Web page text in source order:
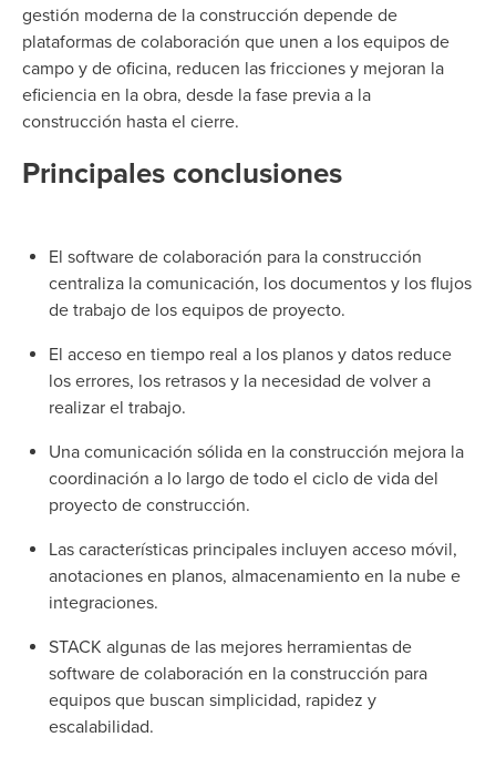
gestión moderna de la construcción depende de
plataformas de colaboración que unen a los equipos de
campo y de oficina, reducen las fricciones y mejoran la
eficiencia en la obra, desde la fase previa a la
construcción hasta el cierre.
Principales conclusiones
El software de colaboración para la construcción
centraliza la comunicación, los documentos y los flujos
de trabajo de los equipos de proyecto.
El acceso en tiempo real a los planos y datos reduce
los errores, los retrasos y la necesidad de volver a
realizar el trabajo.
Una comunicación sólida en la construcción mejora la
coordinación a lo largo de todo el ciclo de vida del
proyecto de construcción.
Las características principales incluyen acceso móvil,
anotaciones en planos, almacenamiento en la nube e
integraciones.
STACK algunas de las mejores herramientas de
software de colaboración en la construcción para
equipos que buscan simplicidad, rapidez y
escalabilidad.